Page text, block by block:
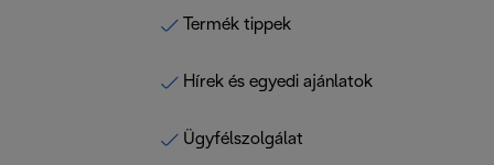
Termék tippek
Hírek és egyedi ajánlatok
Ügyfélszolgálat